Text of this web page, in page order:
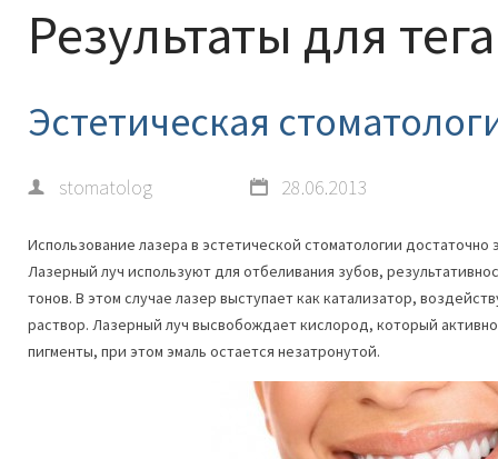
Результаты для
Эстетическая
stomatolog 28.06.2013
Использование лазера в эстетической стоматологии
Лазерный луч используют для отбеливания зубов,
тонов. В этом случае лазер выступает как катализатор,
раствор. Лазерный луч высвобождает кислород, который
пигменты, при этом эмаль остается незатронутой.